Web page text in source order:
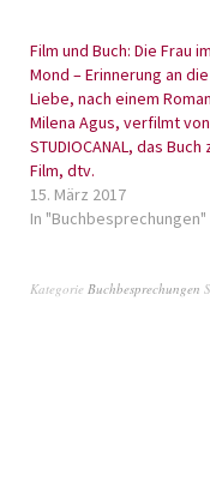
Film und Buch: Die Frau im
Mond – Erinnerung an die
Liebe, nach einem
Milena Agus, verfilmt von
STUDIOCANAL, das Buch
Film, dtv.
15. März 2017
In "Buchbesprechungen"
Kategorie Buchbesprechungen